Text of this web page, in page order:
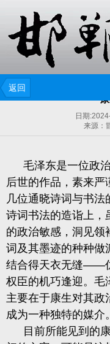
返回
日期:
来源：
毛泽东是一位政
后世的作品，素来严
几位通晓诗词与书
诗词书法的造诣上，
的政治敏感，洞见领
词及其墨迹的种种做
结合得天衣无缝——
权臣的机巧逢迎。毛
主要在于康生对其政
成为一种独特的媒介。
目前所能见到的